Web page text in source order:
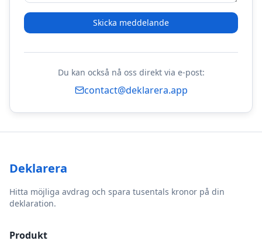
Skicka meddelande
Du kan också nå oss direkt via e-post:
contact@deklarera.app
Deklarera
Hitta möjliga avdrag och spara tusentals kronor på din
deklaration.
Produkt